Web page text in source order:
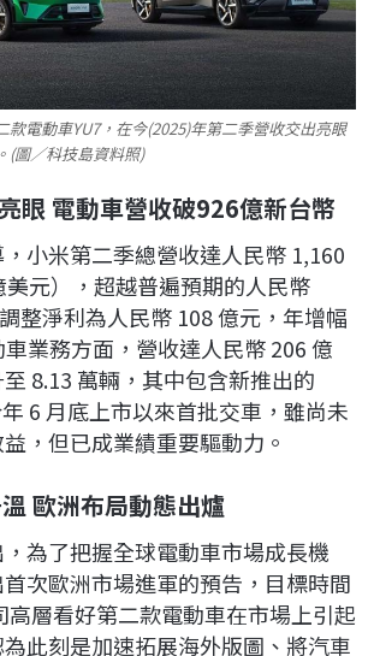
款電動車YU7，在今(2025)年第二季營收交出亮眼
(圖／科技島資料照)
眼 電動車營收破926億新台幣
小米第二季總營收達人民幣 1,160
美元），超越普遍預期的人民幣
整淨利為人民幣 108 億元，年增幅
業務方面，營收達人民幣 206 億
8.13 萬輛，其中包含新推出的
6 月底上市以來首批交車，雖尚未
，但已成業績重要驅動力。
歐洲布局動態出爐
為了把握全球電動車市場成長機
次歐洲市場進軍的預告，目標時間
高層看好第二款電動車在市場上引起
此刻是加速拓展海外版圖、將汽車